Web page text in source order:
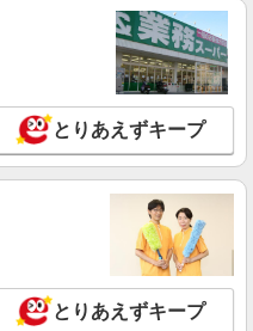
とりあえずキープ
とりあえずキープ